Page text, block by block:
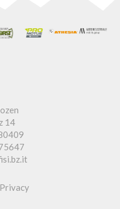
14
Privacy